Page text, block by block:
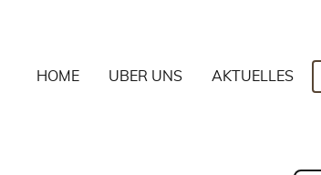
HOME ÜBER UNS AKTUELLES